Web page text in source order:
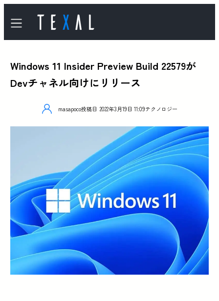
Windows 11 Insider Preview Build 22579が
Devチャネル向けにリリース
masapoco投稿日 2022年3月19日 11:09テクノロジー